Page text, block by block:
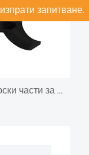
Алуминиеви леярски части за мебелно селско стопанство
изпрати запитване.